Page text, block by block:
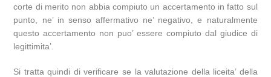
corte di merito non abbia compiuto un accertamento in fatto sul
punto, ne’ in senso affermativo ne’ negativo, e naturalmente
questo accertamento non puo’ essere compiuto dal giudice di
legittimita’.
Si tratta quindi di verificare se la valutazione della liceita’ della